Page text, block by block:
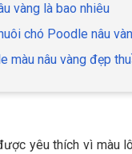
vàng là bao nhiêu
chó Poodle nâu
màu nâu vàng đẹp
yêu thích vì màu